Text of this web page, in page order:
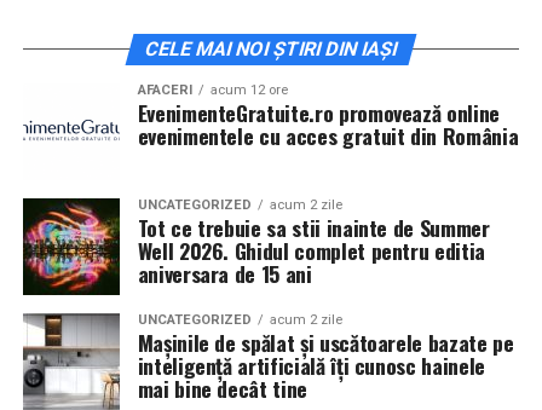
CELE MAI NOI ȘTIRI DIN IAȘI
AFACERI acum 12 ore
EvenimenteGratuite.ro promovează online
evenimentele cu acces gratuit din România
UNCATEGORIZED acum 2 zile
Tot ce trebuie sa stii inainte de Summer
Well 2026. Ghidul complet pentru editia
aniversara de 15 ani
UNCATEGORIZED acum 2 zile
Mașinile de spălat și uscătoarele bazate pe
inteligență artificială îți cunosc hainele
mai bine decât tine